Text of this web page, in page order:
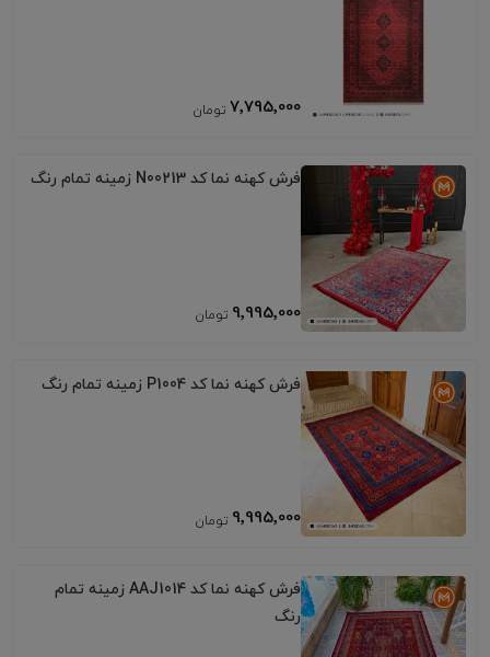
7٬795٬000
فرش کهنه نما کد N00213 زمینه تمام رنگ
9٬995٬000
فرش کهنه نما کد P1004 زمینه تمام رنگ
9٬995٬000
فرش کهنه نما کد AAJ1014 زمینه تمام
رنگ